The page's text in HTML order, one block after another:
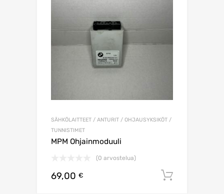
SÄHKÖLAITTEET / ANTURIT / OHJAUSYKSIKÖT /
TUNNISTIMET
MPM Ohjainmoduuli
(0 arvostelua)
69,00 €